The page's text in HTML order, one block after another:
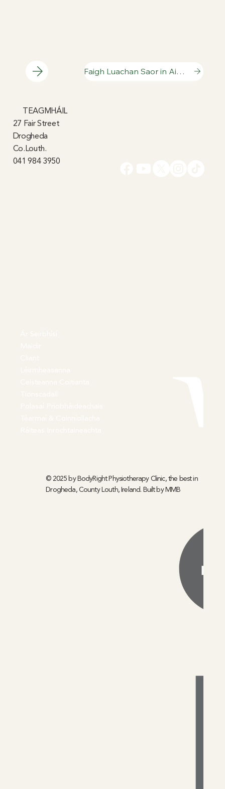
TEAGMHÁIL
27 Fair Street
Drogheda
Co.Louth.
041 984 3950
Faigh Luachan Saor in Aisce
© 2025 by BodyRight Physiotherapy Clinic, the best in
Drogheda, County Louth, Ireland. Built byMMB